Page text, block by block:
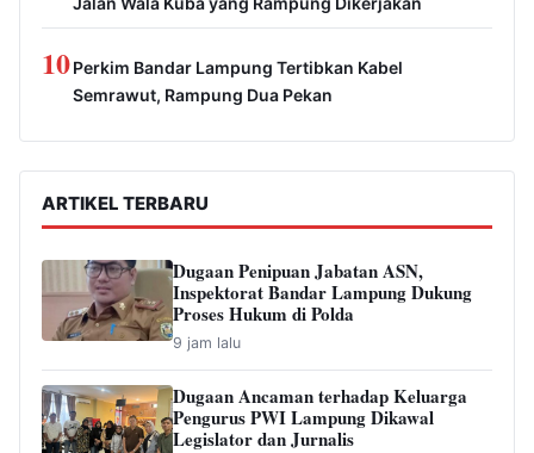
10Perkim Bandar Lampung Tertibkan Kabel
Semrawut, Rampung Dua Pekan
ARTIKEL TERBARU
Dugaan Penipuan Jabatan ASN,
Inspektorat Bandar Lampung Dukung
Proses Hukum di Polda
9 jam lalu
Dugaan Ancaman terhadap Keluarga
Pengurus PWI Lampung Dikawal
Legislator dan Jurnalis